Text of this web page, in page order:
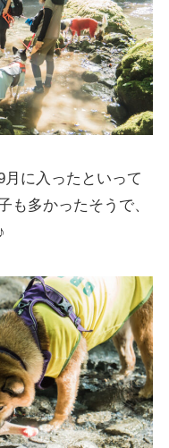
に入ったといって
も多かったそうで、